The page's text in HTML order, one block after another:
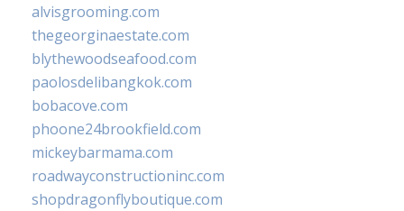
alvisgrooming.com
thegeorginaestate.com
blythewoodseafood.com
paolosdelibangkok.com
bobacove.com
phoone24brookfield.com
mickeybarmama.com
roadwayconstructioninc.com
shopdragonflyboutique.com